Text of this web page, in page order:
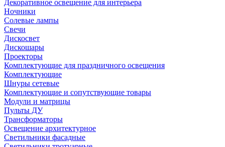
Декоративное освещение для интерьера
Ночники
Солевые лампы
Свечи
Дискосвет
Дискошары
Проекторы
Комплектующие для праздничного освещения
Комплектующие
Шнуры сетевые
Комплектующие и сопутствующие товары
Модули и матрицы
Пульты ДУ
Трансформаторы
Освещение архитектурное
Светильники фасадные